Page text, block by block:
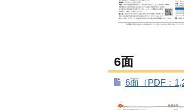
6面
6面（PDF：